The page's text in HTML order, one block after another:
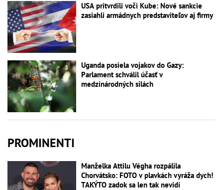
USA pritvrdili voči Kube: Nové sankcie
zasiahli armádnych predstaviteľov aj firmy
Uganda posiela vojakov do Gazy:
Parlament schválil účasť v
medzinárodných silách
PROMINENTI
Manželka Attilu Végha rozpálila
Chorvátsko: FOTO v plavkách vyráža dych!
TAKÝTO zadok sa len tak nevidí